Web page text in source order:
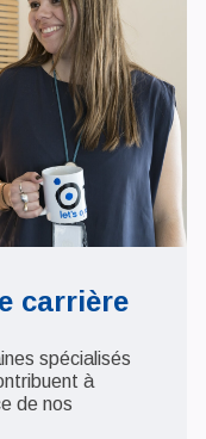
carrière
spécialisés
à
de nos